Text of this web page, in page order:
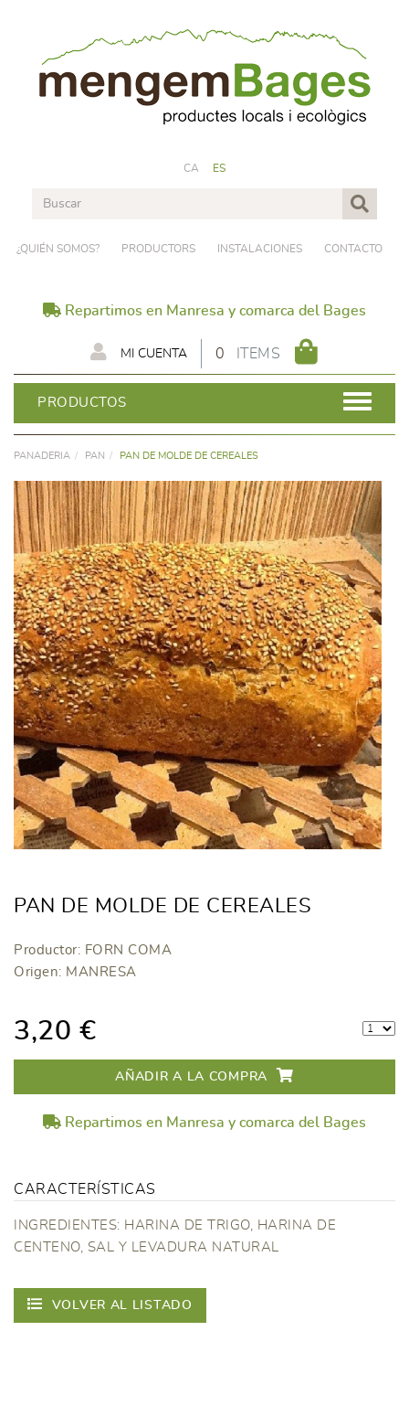
CA ES
¿QUIÉN SOMOS? PRODUCTORS INSTALACIONES CONTACTO
Repartimos en Manresa y comarca del Bages
0 ITEMS
MI CUENTA
PRODUCTOS
PANADERIA PAN PAN DE MOLDE DE CEREALES
PAN DE MOLDE DE CEREALES
Productor: FORN COMA
Origen: MANRESA
3,20 €
AÑADIR A LA COMPRA
Repartimos en Manresa y comarca del Bages
CARACTERÍSTICAS
INGREDIENTES: HARINA DE TRIGO, HARINA DE
CENTENO, SAL Y LEVADURA NATURAL
VOLVER AL LISTADO